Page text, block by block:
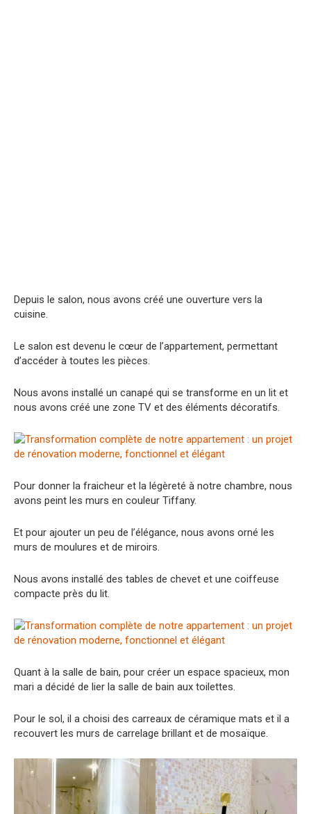
Depuis le salon, nous avons créé une ouverture vers la
cuisine.
Le salon est devenu le cœur de l’appartement, permettant
d’accéder à toutes les pièces.
Nous avons installé un canapé qui se transforme en un lit et
nous avons créé une zone TV et des éléments décoratifs.
Pour donner la fraicheur et la légèreté à notre chambre, nous
avons peint les murs en couleur Tiffany.
Et pour ajouter un peu de l’élégance, nous avons orné les
murs de moulures et de miroirs.
Nous avons installé des tables de chevet et une coiffeuse
compacte près du lit.
Quant à la salle de bain, pour créer un espace spacieux, mon
mari a décidé de lier la salle de bain aux toilettes.
Pour le sol, il a choisi des carreaux de céramique mats et il a
recouvert les murs de carrelage brillant et de mosaïque.